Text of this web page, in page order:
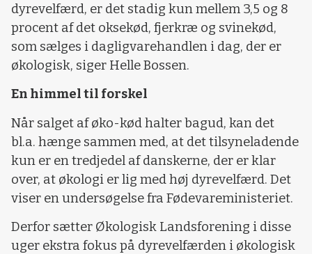
dyrevelfærd, er det stadig kun mellem 3,5 og 8
procent af det oksekød, fjerkræ og svinekød,
som sælges i dagligvarehandlen i dag, der er
økologisk, siger Helle Bossen.
En himmel til forskel
Når salget af øko-kød halter bagud, kan det
bl.a. hænge sammen med, at det tilsyneladende
kun er en tredjedel af danskerne, der er klar
over, at økologi er lig med høj dyrevelfærd. Det
viser en undersøgelse fra Fødevareministeriet.
Derfor sætter Økologisk Landsforening i disse
uger ekstra fokus på dyrevelfærden i økologisk